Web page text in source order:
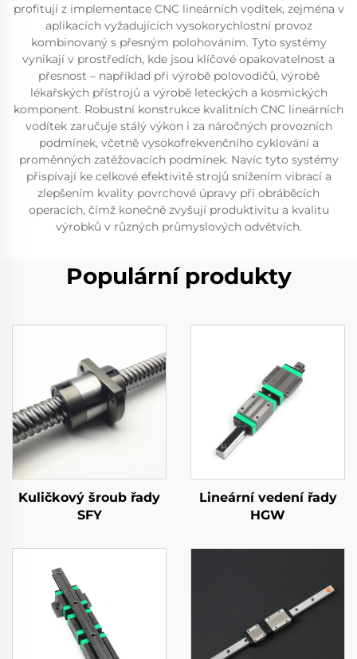
profitují z implementace CNC lineárních vodítek, zejména v
aplikacích vyžadujících vysokorychlostní provoz
kombinovaný s přesným polohováním. Tyto systémy
vynikají v prostředích, kde jsou klíčové opakovatelnost a
přesnost – například při výrobě polovodičů, výrobě
lékařských přístrojů a výrobě leteckých a kosmických
komponent. Robustní konstrukce kvalitních CNC lineárních
vodítek zaručuje stálý výkon i za náročných provozních
podmínek, včetně vysokofrekvenčního cyklování a
proměnných zatěžovacích podmínek. Navíc tyto systémy
přispívají ke celkové efektivitě strojů snížením vibrací a
zlepšením kvality povrchové úpravy při obráběcích
operacích, čímž konečně zvyšují produktivitu a kvalitu
výrobků v různých průmyslových odvětvích.
Populární produkty
Kuličkový šroub řady
SFY
Lineární vedení řady
HGW